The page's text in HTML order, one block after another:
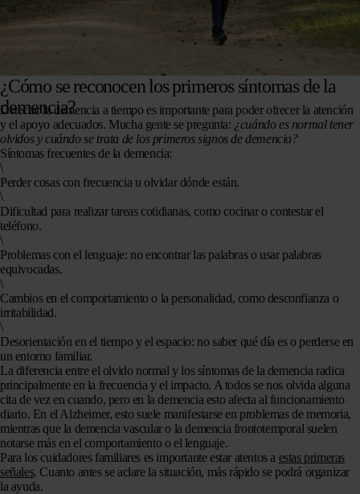
¿Cómo se reconocen los primeros síntomas de la
demencia?
Detectar la demencia a tiempo es importante para poder ofrecer la atención
y el apoyo adecuados. Mucha gente se pregunta: ¿cuándo es normal tener
olvidos y cuándo se trata de los primeros signos de demencia?
Síntomas frecuentes de la demencia:
\
Perder cosas con frecuencia u olvidar dónde están.
\
Dificultad para realizar tareas cotidianas, como cocinar o contestar el
teléfono.
\
Problemas con el lenguaje: no encontrar las palabras o usar palabras
equivocadas.
\
Cambios en el comportamiento o la personalidad, como desconfianza o
irritabilidad.
\
Desorientación en el tiempo y el espacio: no saber qué día es o perderse en
un entorno familiar.
La diferencia entre el olvido normal y los síntomas de la demencia radica
principalmente en la frecuencia y el impacto. A todos se nos olvida alguna
cita de vez en cuando, pero en la demencia esto afecta al funcionamiento
diario. En el Alzheimer, esto suele manifestarse en problemas de memoria,
mientras que la demencia vascularo la demencia frontotemporal suelen
notarse más en el comportamiento o el lenguaje.
Para los cuidadores familiares es importante estar atentos a estas primeras
señales. Cuanto antes se aclare la situación, más rápido se podrá organizar
la ayuda.